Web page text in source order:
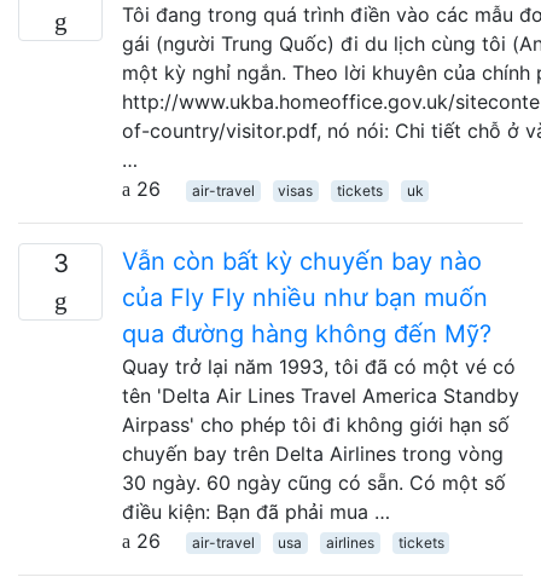
Tôi đang trong quá trình điền vào các mẫu
gái (người Trung Quốc) đi du lịch cùng tôi
một kỳ nghỉ ngắn. Theo lời khuyên của chính
http://www.ukba.homeoffice.gov.uk/
of-country/visitor.pdf, nó nói: Chi tiết chỗ ở
…
26
air-travel visas tickets uk
3
Vẫn còn bất kỳ chuyến bay nào
của Fly Fly nhiều như bạn muốn
qua đường hàng không đến Mỹ?
Quay trở lại năm 1993, tôi đã có một vé có
tên 'Delta Air Lines Travel America Standby
Airpass' cho phép tôi đi không giới hạn số
chuyến bay trên Delta Airlines trong vòng
30 ngày. 60 ngày cũng có sẵn. Có một số
điều kiện: Bạn đã phải mua …
26
air-travel usa airlines tickets